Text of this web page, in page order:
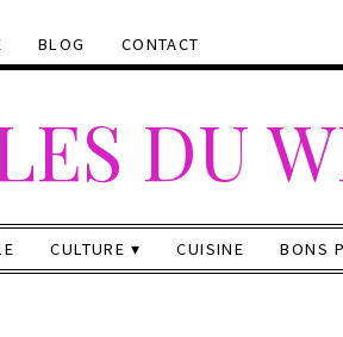
BLOG CONTACT
DU
CULTURE CUISINE BONS